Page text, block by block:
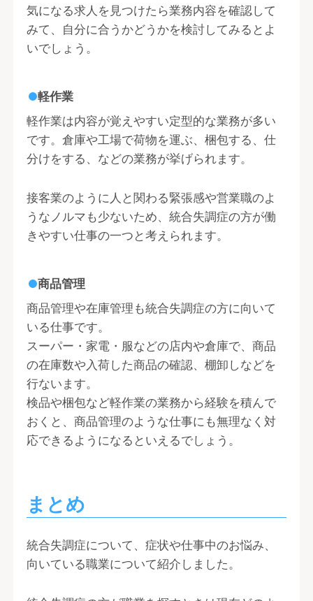
気になる求人を見つけたら業務内容を確認して
みて、自分に合うかどうかを検討してみるとよ
いでしょう。
軽作業
軽作業は内容が覚えやすい定型的な業務が多い
です。倉庫や工場で荷物を運ぶ、梱包する、仕
分けをする、などの業務が挙げられます。
接客業のように人と関わる緊張感や営業職のよ
うなノルマも少ないため、統合失調症の方が働
きやすい仕事の一つと考えられます。
商品管理
商品管理や在庫管理も統合失調症の方に向いて
いる仕事です。
スーパー・家電・服などの店内や倉庫で、商品
の在庫数や入荷した商品の確認、棚卸しなどを
行ないます。
検品や梱包など軽作業の業務から経験を積んで
おくと、商品管理のような仕事にも無理なく対
応できるようになるといえるでしょう。
まとめ
統合失調症について、症状や仕事中のお悩み、
向いている職業について紹介しました。